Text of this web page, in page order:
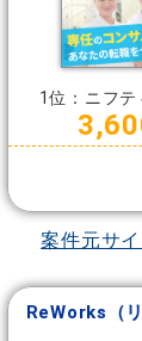
1位：ニフテ
案件元サ
ReWorks（